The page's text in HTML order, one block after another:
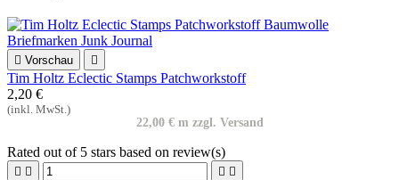
 Vorschau 
Tim Holtz Eclectic Stamps Patchworkstoff
2,20 €
(inkl. MwSt.)
22,00 € m zzgl. Versand
Rated out of 5 stars based on review(s)
   